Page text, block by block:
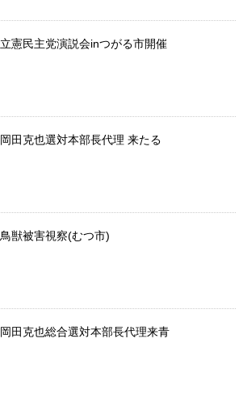
立憲民主党演説会inつがる市開催
岡田克也選対本部長代理 来たる
鳥獣被害視察(むつ市)
岡田克也総合選対本部長代理来青